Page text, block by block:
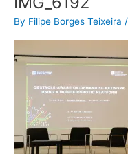
By Filipe Borges Teixeira /